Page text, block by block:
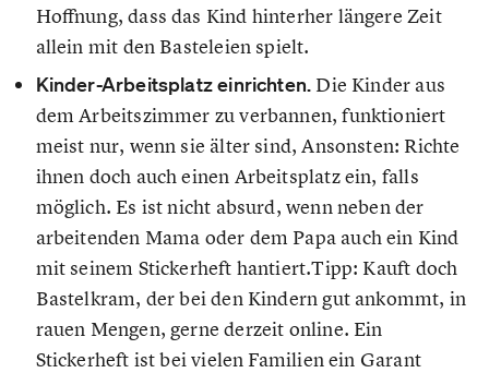
Hoffnung, dass das Kind hinterher längere Zeit
allein mit den Basteleien spielt.
Kinder-Arbeitsplatz einrichten. Die Kinder aus
dem Arbeitszimmer zu verbannen, funktioniert
meist nur, wenn sie älter sind, Ansonsten: Richte
ihnen doch auch einen Arbeitsplatz ein, falls
möglich. Es ist nicht absurd, wenn neben der
arbeitenden Mama oder dem Papa auch ein Kind
mit seinem Stickerheft hantiert.Tipp: Kauft doch
Bastelkram, der bei den Kindern gut ankommt, in
rauen Mengen, gerne derzeit online. Ein
Stickerheft ist bei vielen Familien ein Garant